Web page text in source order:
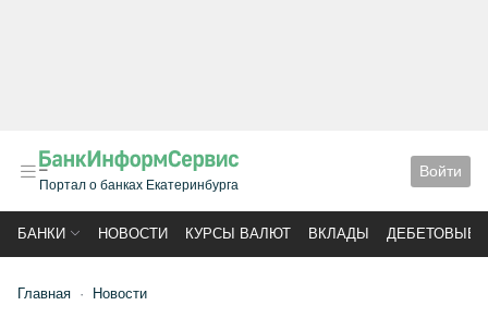
Портал о банках Екатеринбурга
Войти
БАНКИ НОВОСТИ КУРСЫ ВАЛЮТ ВКЛАДЫ ДЕБЕТОВЫЕ
Главная Новости